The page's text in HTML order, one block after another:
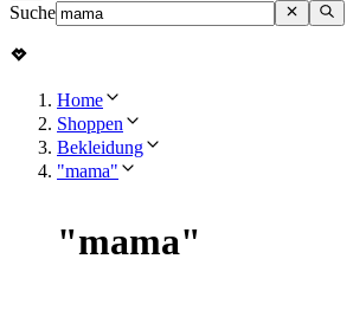
Suche
Home
Shoppen
Bekleidung
"mama"
"mama"